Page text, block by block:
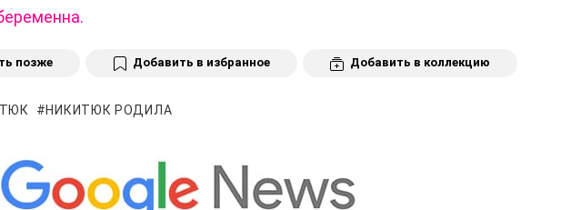
позже Добавить в избранное Добавить в коллекцию
НИКИТЮК РОДИЛА